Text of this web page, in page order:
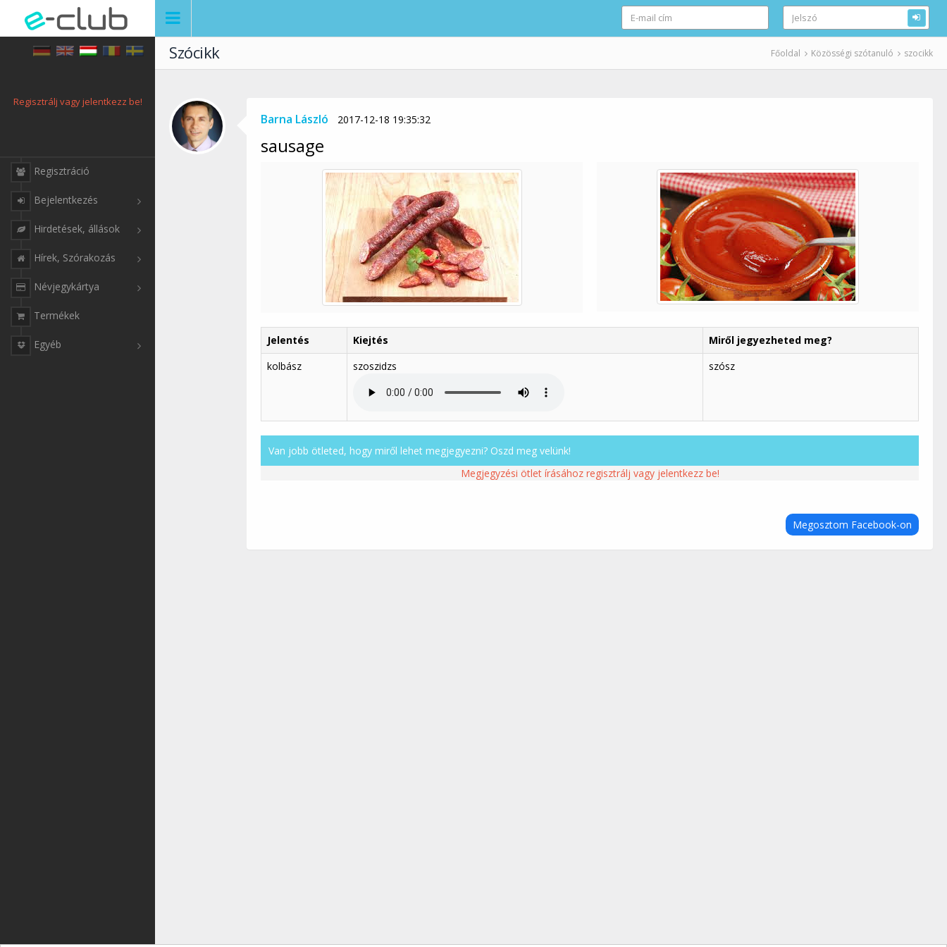
Regisztrálj vagy jelentkezz be!
Regisztráció
Bejelentkezés
Hirdetések, állások
Hírek, Szórakozás
Névjegykártya
Termékek
Egyéb
Szócikk Főoldal Közösségi szótanuló szocikk
Barna László 2017-12-18 19:35:32
sausage
Jelentés Kiejtés
Miről jegyezheted meg?
kolbász
szoszidzs szósz
Van jobb ötleted, hogy miről lehet megjegyezni? Oszd meg velünk!
Megjegyzési ötlet írásához regisztrálj vagy jelentkezz be!
Megosztom Facebook-on